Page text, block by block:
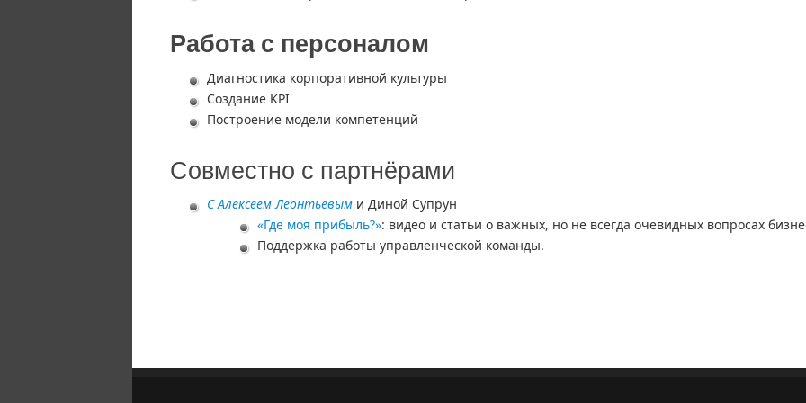
Работа с персоналом
Диагностика корпоративной культуры
Создание KPI
Построение модели компетенций
Совместно с партнёрами
С Алексеем Леонтьевым и Диной Супрун
«Где моя прибыль?»: видео и статьи о важных, но не всегда очевидных вопросах
Поддержка работы управленческой команды.